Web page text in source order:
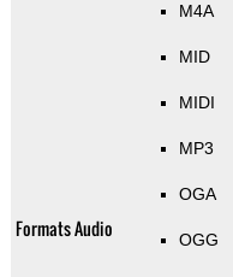
Formats Audio
M4A
MID
MIDI
MP3
OGA
OGG